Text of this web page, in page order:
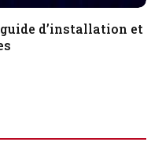
d’installation et